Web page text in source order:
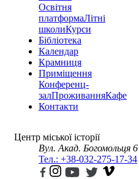
Освітня
платформаЛітні
школиКурси
Бібліотека
Календар
Крамниця
Приміщення
Конференц-
залПроживанняКафе
Контакти
Центр міської історії
Вул. Акад. Богомольця 6
Тел.: +38-032-275-17-34